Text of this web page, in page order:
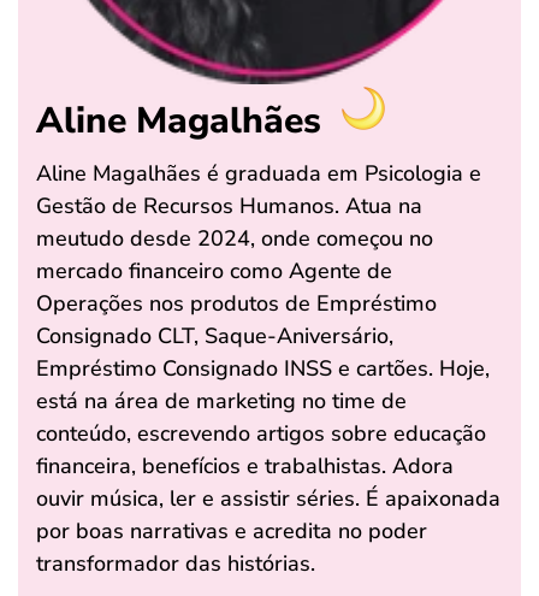
Aline Magalhães
Aline Magalhães é graduada em Psicologia e
Gestão de Recursos Humanos. Atua na
meutudo desde 2024, onde começou no
mercado financeiro como Agente de
Operações nos produtos de Empréstimo
Consignado CLT, Saque-Aniversário,
Empréstimo Consignado INSS e cartões. Hoje,
está na área de marketing no time de
conteúdo, escrevendo artigos sobre educação
financeira, benefícios e trabalhistas. Adora
ouvir música, ler e assistir séries. É apaixonada
por boas narrativas e acredita no poder
transformador das histórias.